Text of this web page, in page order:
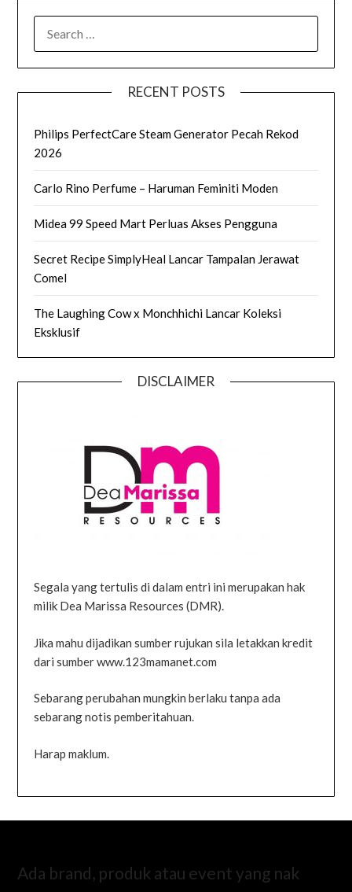
FOR:
RECENT POSTS
Philips PerfectCare Steam Generator Pecah Rekod
2026
Carlo Rino Perfume – Haruman Feminiti Moden
Midea 99 Speed Mart Perluas Akses Pengguna
Secret Recipe SimplyHeal Lancar Tampalan Jerawat
Comel
The Laughing Cow x Monchhichi Lancar Koleksi
Eksklusif
DISCLAIMER
Segala yang tertulis di dalam entri ini merupakan hak
milik Dea Marissa Resources (DMR).
Jika mahu dijadikan sumber rujukan sila letakkan kredit
dari sumber www.123mamanet.com
Sebarang perubahan mungkin berlaku tanpa ada
sebarang notis pemberitahuan.
Harap maklum.
Ada brand, produk atau event yang nak